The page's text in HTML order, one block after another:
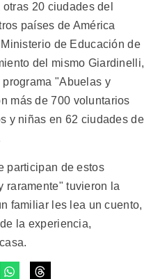
20 ciudades del
países de América
de Educación de
del mismo Giardinelli,
"Abuelas y
más de 700 voluntarios
y niñas en 62 ciudades de
participan de estos
raramente" tuvieron la
familiar les lea un cuento,
la experiencia,